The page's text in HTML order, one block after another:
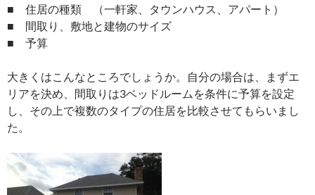
■ 住居の種類 （一軒家、タウンハウス、アパート）
■ 間取り、敷地と建物のサイズ
■ 予算
大きくはこんなところでしょうか。自分の場合は、まずエ
リアを決め、間取りは3ベッドルームを条件に予算を設定
し、その上で複数のタイプの住居を比較させてもらいまし
た。